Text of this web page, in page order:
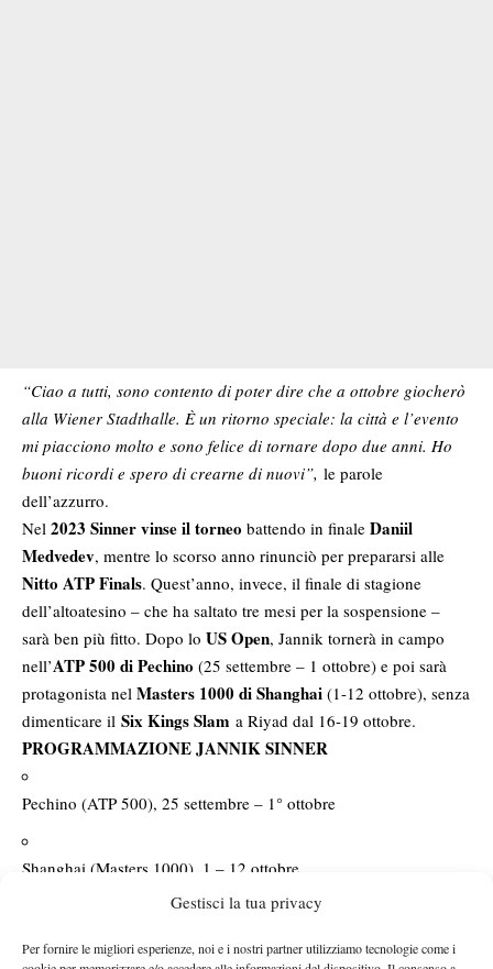
Gestisci la tua privacy
Per fornire le migliori esperienze, noi e i nostri partner utilizziamo tecnologie come i
“Ciao a tutti, sono contento di poter dire che a ottobre giocherò
alla Wiener Stadthalle. È un ritorno speciale: la città e l’evento
mi piacciono molto e sono felice di tornare dopo due anni. Ho
buoni ricordi e spero di crearne di nuovi”, le parole
dell’azzurro.
Nel 2023 Sinner vinse il torneo battendo in finale Daniil
Medvedev, mentre lo scorso anno rinunciò per prepararsi alle
Nitto ATP Finals. Quest’anno, invece, il finale di stagione
dell’altoatesino – che ha saltato tre mesi per la sospensione –
sarà ben più fitto. Dopo lo US Open, Jannik tornerà in campo
nell’ATP 500 di Pechino (25 settembre – 1 ottobre) e poi sarà
protagonista nel Masters 1000 di Shanghai (1-12 ottobre), senza
dimenticare il Six Kings Slam a Riyad dal 16-19 ottobre.
PROGRAMMAZIONE JANNIK SINNER
Pechino (ATP 500), 25 settembre – 1° ottobre
Shanghai (Masters 1000), 1 – 12 ottobre